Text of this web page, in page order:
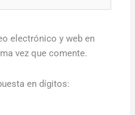
electrónico y web en
vez que comente.
en dígitos: